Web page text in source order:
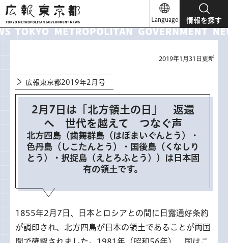
広報東京都
Language 情報を探す
2019年1月31日更新
広報東京都2019年2月号
2月7日は「北方領土の日」 返還
へ 世代を越えて つなぐ声
北方四島（歯舞群島（はぼまいぐんとう）・
色丹島（しこたんとう）・国後島（くなしり
とう）・択捉島（えとろふとう））は日本固
有の領土です。
1855年2月7日、日本とロシアとの間に日露通好条約
が調印され、北方四島が日本の領土であることが両国